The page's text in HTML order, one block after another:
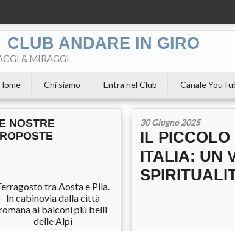
CLUB ANDARE IN GIRO
& MIRAGGI
Chi siamo Entra nel Club Canale
NOSTRE
tra Aosta e Pila.
In cabinovia dalla città
ai balconi più belli
delle Alpi
30 Giugno 2025
IL
ITALIA: UN